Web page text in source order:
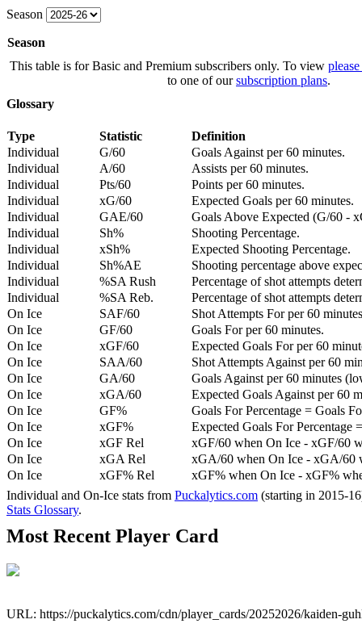
Season
Season
This table is for Basic and Premium subscribers only. To view
to one of oursubscription plans.
Glossary
Type Statistic
Definition
Individual
G/60
Goals Against per 60 minutes.
Individual
A/60
Assists per 60 minutes.
Individual
Pts/60
Points per 60 minutes.
Individual
xG/60
Expected Goals per 60 minutes.
Individual
GAE/60
Goals Above Expected (G/60 -
Individual
Sh%
Shooting Percentage.
Individual
xSh%
Expected Shooting Percentage.
Individual
Sh%AE
Shooting percentage above
Individual
%SA Rush
Percentage of shot attempts
Individual
%SA Reb.
Percentage of shot attempts
On Ice
SAF/60
Shot Attempts For per 60
On Ice
GF/60
Goals For per 60 minutes.
On Ice
xGF/60
Expected Goals For per 60
On Ice
SAA/60
Shot Attempts Against per 60
On Ice
GA/60
Goals Against per 60 minutes
On Ice
xGA/60
Expected Goals Against per 60
On Ice
GF%
Goals For Percentage = Goals
On Ice
xGF%
Expected Goals For Percentage
On Ice
xGF Rel
xGF/60 when On Ice - xGF/60
On Ice
xGA Rel
xGA/60 when On Ice - xGA/60
On Ice
xGF% Rel
xGF% when On Ice - xGF%
Individual and On-Ice stats from Puckalytics.com (starting in 2015-
Stats Glossary.
Most Recent Player Card
URL: https://puckalytics.com/cdn/player_cards/20252026/kaiden-